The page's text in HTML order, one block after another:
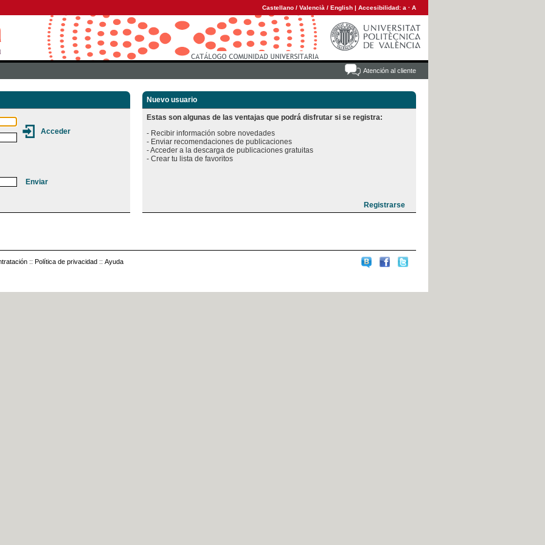
Castellano / Valencià / English | Accesibilidad: a · A
Atención al cliente
Nuevo usuario
Estas son algunas de las ventajas que podrá disfrutar si se registra:
- Recibir información sobre novedades
- Enviar recomendaciones de publicaciones
- Acceder a la descarga de publicaciones gratuitas
:: Política de privacidad :: Ayuda